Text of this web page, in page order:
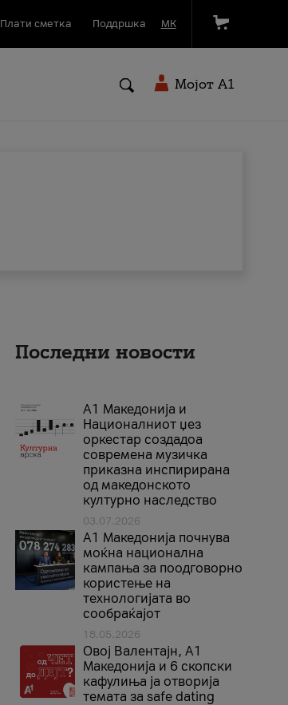
Плати сметка Поддршка МК
Мојот A1
Последни новости
А1 Македонија и
Националниот џез
оркестар создадоа
современа музичка
приказна инспирирана
од македонското
културно наследство
03.07.2026
A1 Македонија почнува
моќна национална
кампања за поодговорно
користење на
технологијата во
сообраќајот
18.05.2026
Овој Валентајн, A1
Македонија и 6 скопски
кафулиња ја отворија
темата за safe dating